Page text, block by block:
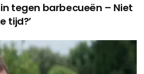
tegen barbecueën – Niet
tijd?’